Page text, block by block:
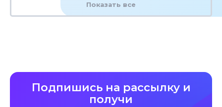
Показать все
Подпишись на рассылку и
получи